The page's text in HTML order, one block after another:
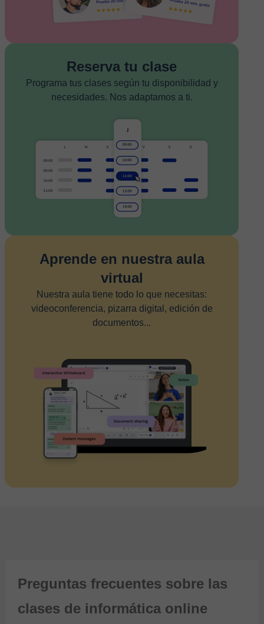
Reserva tu clase
Programa tus clases según tu disponibilidad y
necesidades. Nos adaptamos a ti.
Aprende en nuestra aula
virtual
Nuestra aula tiene todo lo que necesitas:
videoconferencia, pizarra digital, edición de
documentos...
Preguntas frecuentes sobre las
clases de informática online